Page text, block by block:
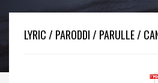
LYRIC / PARODDI / PARULLE /